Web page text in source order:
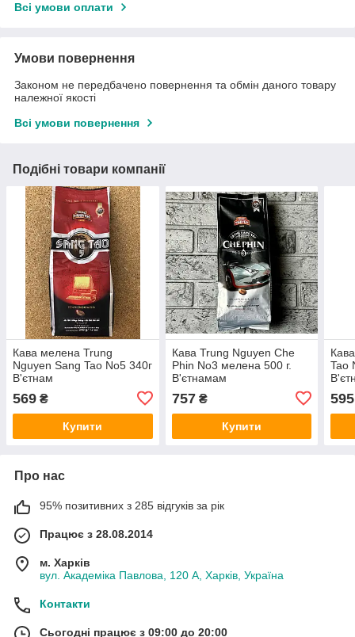
Всі умови оплати
Умови повернення
Законом не передбачено повернення та обмін даного товару
належної якості
Всі умови повернення
Подібні товари компанії
Кава мелена Trung
Nguyen Sang Tao No5 340г
В'єтнам
569 ₴
Купити
Кава Trung Nguyen Che
Phin No3 мелена 500 г.
В'єтнамам
757₴
Купити
Tao
595
Про нас
95% позитивних з 285 відгуків за рік
Працює з 28.08.2014
м. Харків
вул. Академіка Павлова, 120 А, Харків, Україна
Контакти
Сьогодні працює з 09:00 до 20:00